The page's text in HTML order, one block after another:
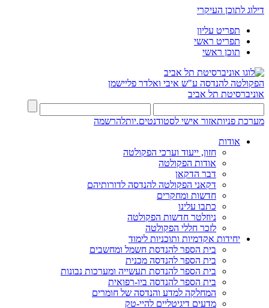
דילוג לתוכן העיקרי
תפריט עליון
תפריט ראשי
תוכן ראשי
הפקולטה להנדסה ע"ש איבי ואלדר פליישמן
אוניברסיטת תל אביב
מערכת פניותאזור אישי לסטודנטים.יותלהרשמה
אודות
חזון, ייעוד וערכי הפקולטה
אודות הפקולטה
דבר הדקאן
דקאני הפקולטה להנדסה לדורותיהם
חדשות ומחקרים
כתבו עלינו
ניוזלטר חדשות הפקולטה
לזכר חללי הפקולטה
יחידות אקדמיות ותוכניות לימוד
בית הספר להנדסת חשמל ומחשבים
בית הספר להנדסה מכנית
בית הספר להנדסת תעשייה ומערכות נבונות
בית הספר להנדסה ביו-רפואית
המחלקה למדע והנדסה של חומרים
מדעים דיגיטליים להיי-טק